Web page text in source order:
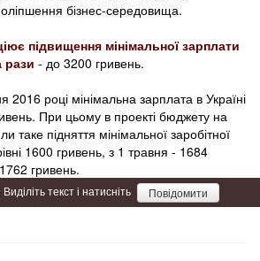
бізнес-середовища.
підвищення мінімальної зарплати
рази - до 3200 гривень.
2016 році мінімальна зарплата в Україні
При цьому в проекті бюджету на
таке підняття мінімальної заробітної
1600 гривень, з 1 травня - 1684
гривень.
текст і натисніть Повідомити